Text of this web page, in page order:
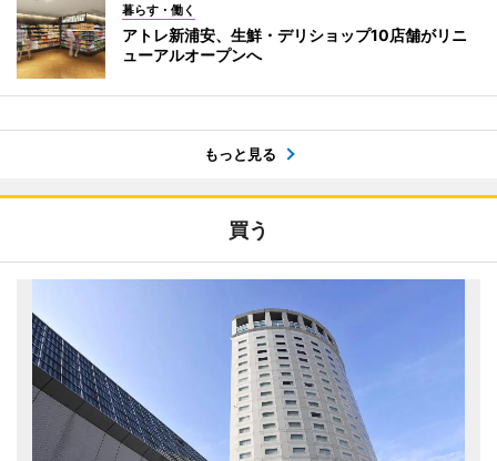
暮らす・働く
アトレ新浦安、生鮮・デリショップ10店舗がリニ
ューアルオープンへ
もっと見る
買う